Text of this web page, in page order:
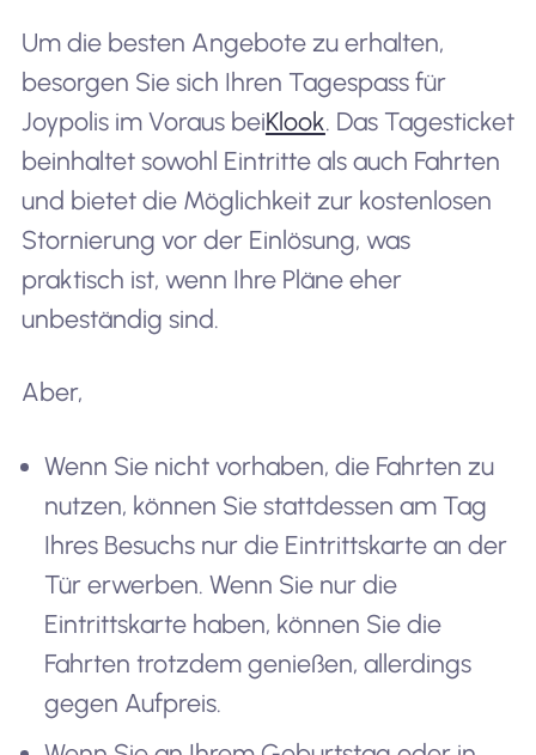
Um die besten Angebote zu erhalten,
besorgen Sie sich Ihren Tagespass für
Joypolis im Voraus beiKlook. Das Tagesticket
beinhaltet sowohl Eintritte als auch Fahrten
und bietet die Möglichkeit zur kostenlosen
Stornierung vor der Einlösung, was
praktisch ist, wenn Ihre Pläne eher
unbeständig sind.
Aber,
Wenn Sie nicht vorhaben, die Fahrten zu
nutzen, können Sie stattdessen am Tag
Ihres Besuchs nur die Eintrittskarte an der
Tür erwerben. Wenn Sie nur die
Eintrittskarte haben, können Sie die
Fahrten trotzdem genießen, allerdings
gegen Aufpreis.